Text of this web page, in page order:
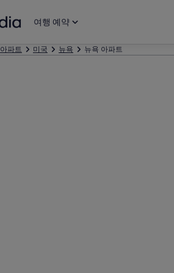
여행 예약
아파트 미국 뉴욕 뉴욕 아파트